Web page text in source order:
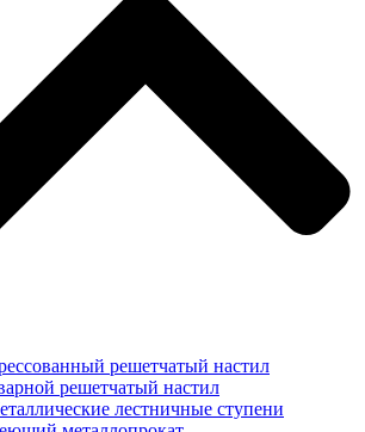
решетчатый настил
решетчатый настил
лестничные ступени